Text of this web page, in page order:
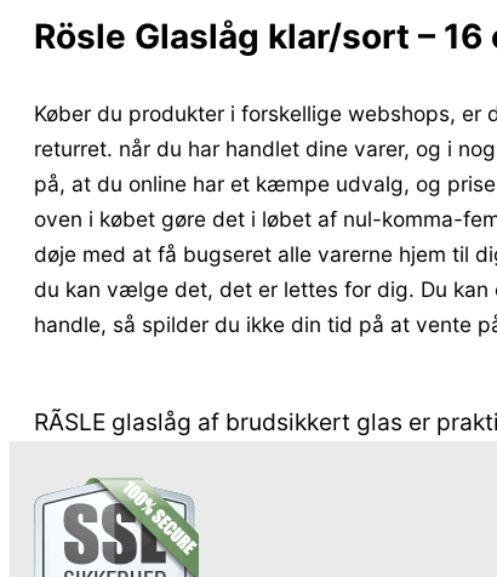
Rösle Glaslåg klar/sort – 16
Køber du produkter i forskellige webshops,
returret. når du har handlet dine varer, og i
på, at du online har et kæmpe udvalg, og
oven i købet gøre det i løbet af nul-komma-
døje med at få bugseret alle varerne hjem til
du kan vælge det, det er lettes for dig. Du
handle, så spilder du ikke din tid på at vente
RÃSLE glaslåg af brudsikkert glas er